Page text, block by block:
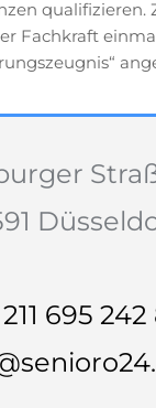
qualifizieren.
Fachkraft
695 242